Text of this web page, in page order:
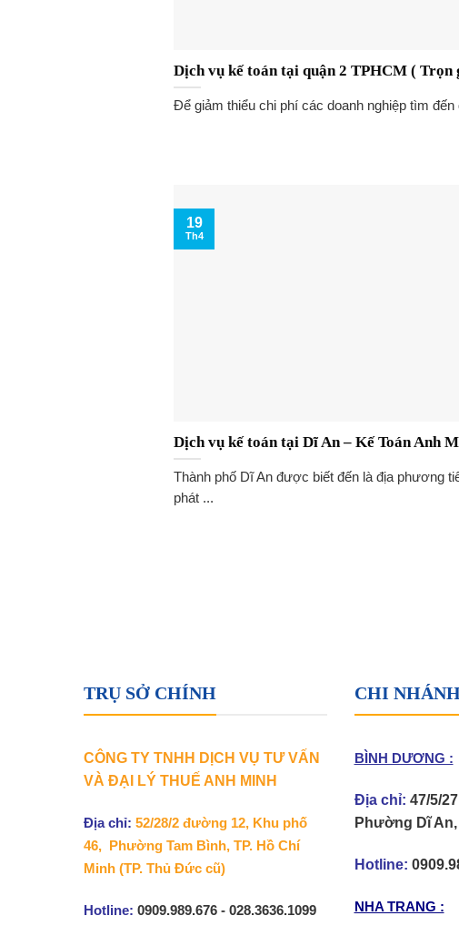
Dịch vụ kế toán tại quận 2 TPHCM ( Trọn
Để giảm thiểu chi phí các doanh nghiệp tìm đến
Dịch vụ kế toán tại Dĩ An – Kế Toán Anh
Thành phố Dĩ An được biết đến là địa phương
phát ...
19
Th4
TRỤ SỞ CHÍNH
CÔNG TY TNHH DỊCH VỤ TƯ VẤN
VÀ ĐẠI LÝ THUẾ ANH MINH
Địa chỉ: 52/28/2 đường 12, Khu phố
46, Phường Tam Bình, TP. Hồ Chí
Minh (TP. Thủ Đức cũ)
Hotline: 0909.989.676 - 028.3636.1099
CHI
BÌNH DƯƠNG :
Địa chỉ: 47/5/
Phường Dĩ
Hotline:
NHA TRANG :